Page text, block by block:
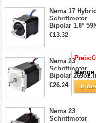
Schrittmotor
Nema 17
Schrittmotor
Bipolar 1.8°
2A 4 Drähte mit
Drucker/CNC
€13.32
Nema 23
Schrittmotor
Bipolar
2,8A
Schrittmotor
€26.24
Nema 23
Schrittmotor
Preis:
Menge
In